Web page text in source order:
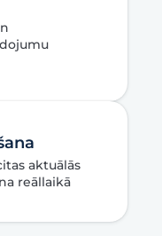
aktuālās
reāllaikā